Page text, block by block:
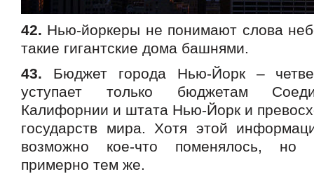
42. Нью-йоркеры не понимают слова
такие гигантские дома башнями.
43. Бюджет города Нью-Йорк –
уступает только бюджетам
Калифорнии и штата Нью-Йорк и
государств мира. Хотя этой
возможно кое-что поменялось, но
примерно тем же.